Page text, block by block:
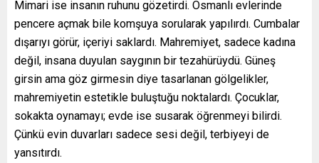
Mimari ise insanın ruhunu gözetirdi. Osmanlı evlerinde
pencere açmak bile komşuya sorularak yapılırdı. Cumbalar
dışarıyı görür, içeriyi saklardı. Mahremiyet, sadece kadına
değil, insana duyulan saygının bir tezahürüydü. Güneş
girsin ama göz girmesin diye tasarlanan gölgelikler,
mahremiyetin estetikle buluştuğu noktalardı. Çocuklar,
sokakta oynamayı; evde ise susarak öğrenmeyi bilirdi.
Çünkü evin duvarları sadece sesi değil, terbiyeyi de
yansıtırdı.